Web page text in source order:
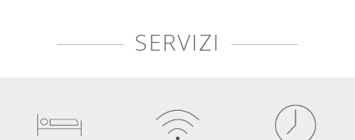
SERVIZI